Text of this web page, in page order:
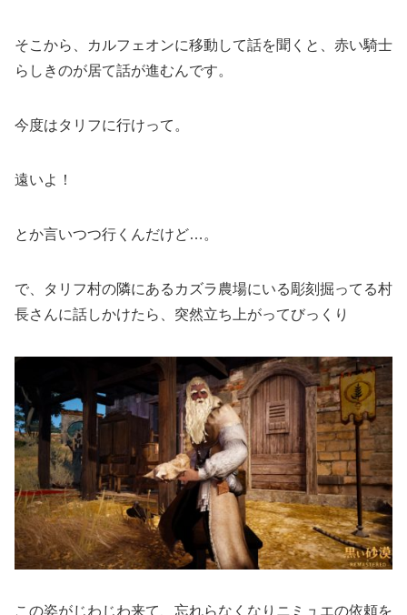
そこから、カルフェオンに移動して話を聞くと、赤い騎士
らしきのが居て話が進むんです。
今度はタリフに行けって。
遠いよ！
とか言いつつ行くんだけど…。
で、タリフ村の隣にあるカズラ農場にいる彫刻掘ってる村
長さんに話しかけたら、突然立ち上がってびっくり
この姿がじわじわ来て、忘れらなくなりニミュエの依頼を